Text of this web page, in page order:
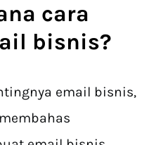
cara
bisnis?
email bisnis,